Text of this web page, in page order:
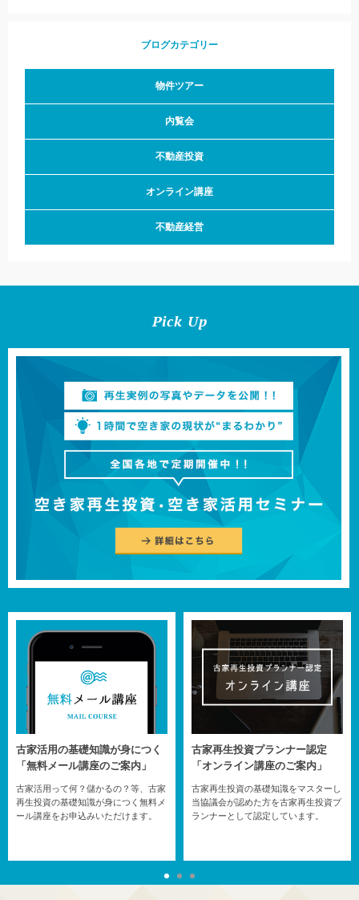
ブログカテゴリー
物件ツアー
内覧会
不動産投資
オンライン講座
不動産経営
Pick Up
再生物件現地調査同行サービス
空き家・築古アパート(マンショ
ン)
物件がある現地に協議会の専門家が同
行し、その物件をその場で査定し、収
全古協ＴＶ開設！！
当協議会が古家再生投資をする上で読
まれたおいた方がいいと思うお勧め書
籍を定期的にお知らせしています。